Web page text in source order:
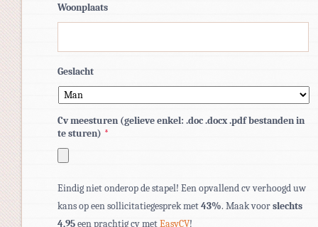
Woonplaats
Geslacht
Cv meesturen (gelieve enkel: .doc .docx .pdf bestanden in
te sturen) *
bestandstypen:
pdf,
Eindig niet onderop de stapel! Een opvallend cv verhoogd uw
kans op een sollicitatiegesprek met43%. Maak voorslechts
4,95een prachtig cv metEasyCV!